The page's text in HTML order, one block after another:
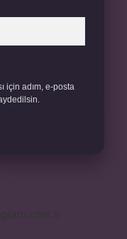
için adım, e-posta